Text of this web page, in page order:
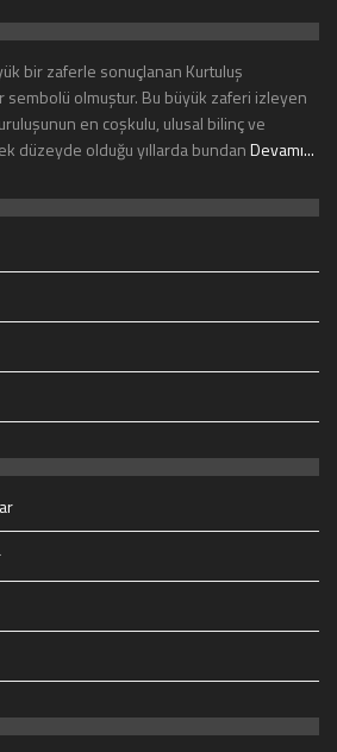
bir zaferle sonuçlanan Kurtuluş
sembolü olmuştur. Bu büyük zaferi izleyen
en coşkulu, ulusal bilinç ve
düzeyde olduğu yıllarda bundanDevamı...